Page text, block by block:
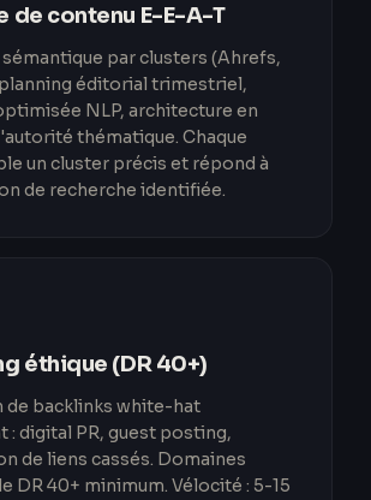
de contenu E-E-A-T
par clusters (Ahrefs,
éditorial trimestriel,
NLP, architecture en
thématique. Chaque
un cluster précis et répond à
de recherche identifiée.
éthique (DR 40+)
de backlinks white-hat
: digital PR, guest posting,
de liens cassés. Domaines
DR 40+ minimum. Vélocité : 5-15